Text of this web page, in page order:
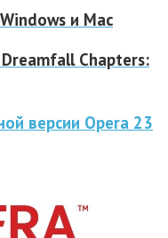
и Mac
Chapters:
версии Opera 23